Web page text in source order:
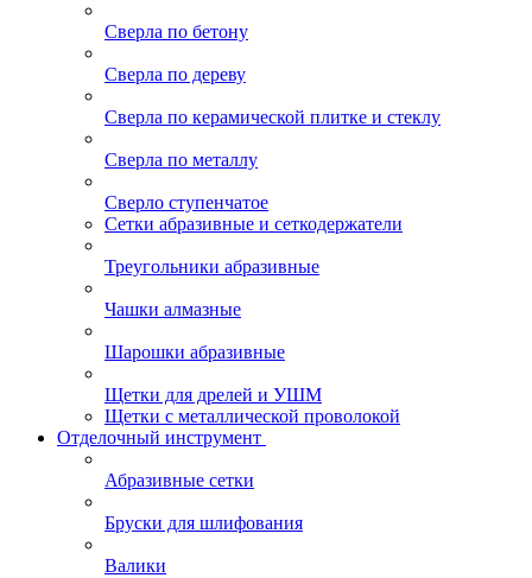
Сверла по бетону
Сверла по дереву
Сверла по керамической плитке и стеклу
Сверла по металлу
Сверло ступенчатое
Сетки абразивные и сеткодержатели
Треугольники абразивные
Чашки алмазные
Шарошки абразивные
Щетки для дрелей и УШМ
Щетки с металлической проволокой
Отделочный инструмент
Абразивные сетки
Бруски для шлифования
Валики